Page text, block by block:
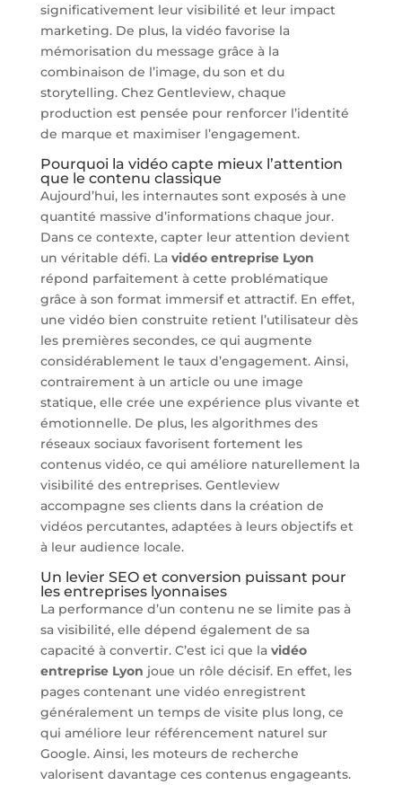
significativement leur visibilité et leur impact
marketing. De plus, la vidéo favorise la
mémorisation du message grâce à la
combinaison de l’image, du son et du
storytelling. Chez Gentleview, chaque
production est pensée pour renforcer l’identité
de marque et maximiser l’engagement.
Pourquoi la vidéo capte mieux l’attention
que le contenu classique
Aujourd’hui, les internautes sont exposés à une
quantité massive d’informations chaque jour.
Dans ce contexte, capter leur attention devient
un véritable défi. La vidéo entreprise Lyon
répond parfaitement à cette problématique
grâce à son format immersif et attractif. En effet,
une vidéo bien construite retient l’utilisateur dès
les premières secondes, ce qui augmente
considérablement le taux d’engagement. Ainsi,
contrairement à un article ou une image
statique, elle crée une expérience plus vivante et
émotionnelle. De plus, les algorithmes des
réseaux sociaux favorisent fortement les
contenus vidéo, ce qui améliore naturellement la
visibilité des entreprises. Gentleview
accompagne ses clients dans la création de
vidéos percutantes, adaptées à leurs objectifs et
à leur audience locale.
Un levier SEO et conversion puissant pour
les entreprises lyonnaises
La performance d’un contenu ne se limite pas à
sa visibilité, elle dépend également de sa
capacité à convertir. C’est ici que la vidéo
entreprise Lyon joue un rôle décisif. En effet, les
pages contenant une vidéo enregistrent
généralement un temps de visite plus long, ce
qui améliore leur référencement naturel sur
Google. Ainsi, les moteurs de recherche
valorisent davantage ces contenus engageants.